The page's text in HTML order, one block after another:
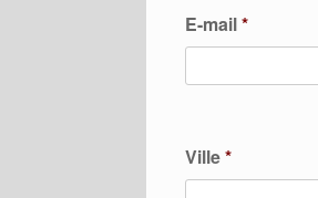
E-mail*
Ville*